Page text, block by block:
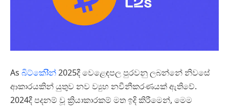
As බිට්කෝින්2025දී වෙළෙඳපල පුරවනු ලබන්නේ නිවසේ
ආකාරයකින් යුතුව නව ව්‍යුහ නවීනීකරණයක් ඇතිවේ.
2024දී පදනම් වූ ක්‍රියාකාරකම් මත ඉදි කිරීමෙන්, මෙම